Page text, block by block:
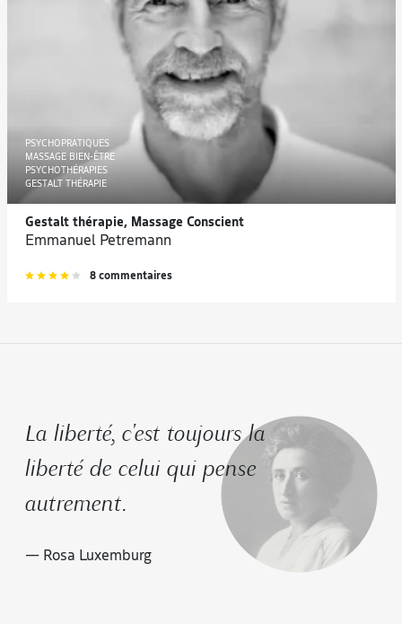
PSYCHOPRATIQUES
MASSAGE BIEN-ÊTRE
PSYCHOTHÉRAPIES
GESTALT THÉRAPIE
Gestalt thérapie, Massage Conscient
Emmanuel Petremann
8 commentaires
La liberté, c'est toujours la
liberté de celui qui pense
autrement.
— Rosa Luxemburg